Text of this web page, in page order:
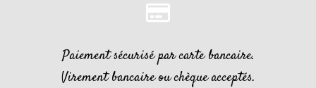
Paiement sécurisé par carte bancaire.
Virement bancaire ou chèque acceptés.